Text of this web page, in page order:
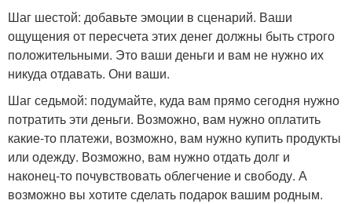
Шаг шестой: добавьте эмоции в сценарий. Ваши
ощущения от пересчета этих денег должны быть строго
положительными. Это ваши деньги и вам не нужно их
никуда отдавать. Они ваши.
Шаг седьмой: подумайте, куда вам прямо сегодня нужно
потратить эти деньги. Возможно, вам нужно оплатить
какие-то платежи, возможно, вам нужно купить продукты
или одежду. Возможно, вам нужно отдать долг и
наконец-то почувствовать облегчение и свободу. А
возможно вы хотите сделать подарок вашим родным.